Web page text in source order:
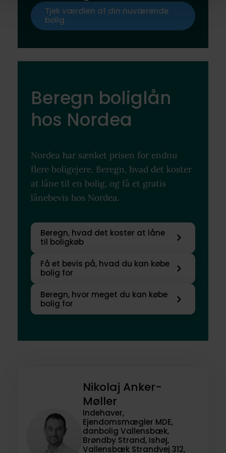
Tjek værdien af din nuværende
bolig
Beregn boliglån
hos Nordea
Nordea har sænket prisen for endnu
flere boligejere. Beregn, hvad det koster
at låne til en bolig, og få et gratis
lånebevis hos Nordea.
Beregn, hvad det koster at låne
til boligkøb
Få et bevis på, hvad du kan købe
bolig for
Beregn, hvor meget du kan købe
bolig for
Nikolaj Anker-
Møller
Indehaver,
Ejendomsmægler MDE,
danbolig Vallensbæk,
Brøndby Strand, Ishøj,
Vallensbæk Strandvej 312,